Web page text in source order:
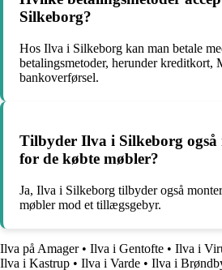
Silkeborg?
Hos Ilva i Silkeborg kan man betale
betalingsmetoder, herunder kreditkort,
bankoverførsel.
Tilbyder Ilva i Silkeborg også
for de købte møbler?
Ja, Ilva i Silkeborg tilbyder også
møbler mod et tillægsgebyr.
Ilva på Amager• Ilva i Gentofte • Ilva i
Ilva i Kastrup • Ilva i Varde • Ilva i